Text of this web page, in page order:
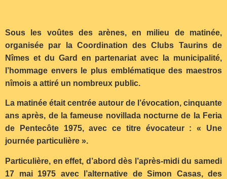
Sous les voûtes des arènes, en milieu de matinée,
organisée par la Coordination des Clubs Taurins de
Nîmes et du Gard en partenariat avec la municipalité,
l’hommage envers le plus emblématique des maestros
nîmois a attiré un nombreux public.
La matinée était centrée autour de l’évocation, cinquante
ans après, de la fameuse novillada nocturne de la Feria
de Pentecôte 1975, avec ce titre évocateur : « Une
journée particulière ».
Particulière, en effet, d’abord dès l’après-midi du samedi
17 mai 1975 avec l’alternative de Simon Casas, des